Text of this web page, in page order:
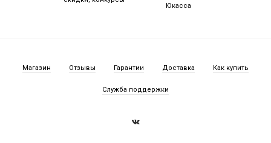
Юкасса
Магазин Отзывы Гарантии Доставка Как купить
Служба поддержки